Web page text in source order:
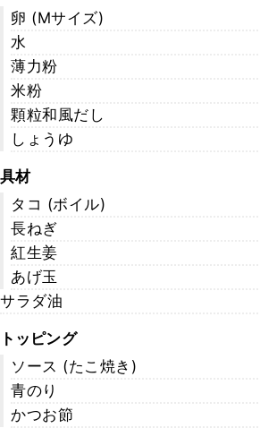
卵 (Mサイズ)
水
薄力粉
米粉
顆粒和風だし
しょうゆ
具材
タコ (ボイル)
長ねぎ
紅生姜
あげ玉
サラダ油
トッピング
ソース (たこ焼き)
青のり
かつお節